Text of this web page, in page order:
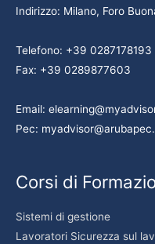
Indirizzo: Milano, Foro
Telefono: +39 0287178193
Fax: +39 0289877603
Email:
Pec:
Corsi di
Sistemi di gestione
Lavoratori Sicurezza sul